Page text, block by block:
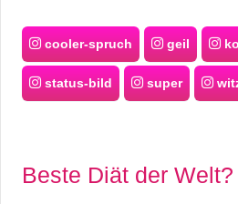
cooler-spruch geil
status-bild super
Beste Diät der Welt?